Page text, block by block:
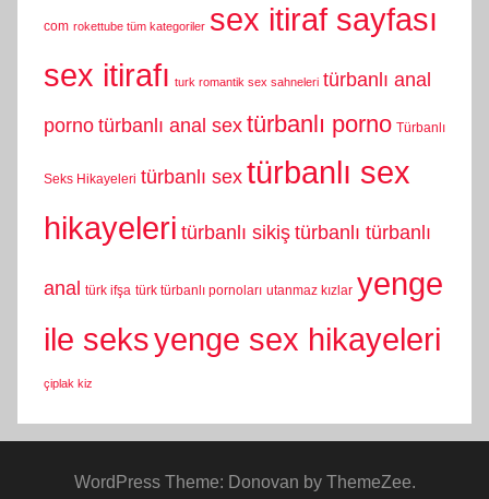
com rokettube tüm kategoriler sex itiraf sayfası
sex itirafı turk romantik sex sahneleri türbanlı anal
porno türbanlı anal sex türbanlı porno Türbanlı
Seks Hikayeleri türbanlı sex türbanlı sex
hikayeleri türbanlı sikiş türbanlı türbanlı
anal türk ifşa türk türbanlı pornoları utanmaz kızlar yenge
ile seksyenge sex hikayeleri
çiplak kiz
WordPress Theme: Donovan by ThemeZee.